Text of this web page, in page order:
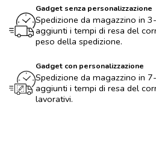
Gadget senza personalizzazione
Spedizione da magazzino in
aggiunti i tempi di resa del
peso della spedizione.
Gadget con personalizzazione
Spedizione da magazzino in
aggiunti i tempi di resa del
lavorativi.